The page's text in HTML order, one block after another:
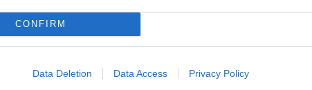
CONFIRM
Data Deletion Data Access Privacy Policy